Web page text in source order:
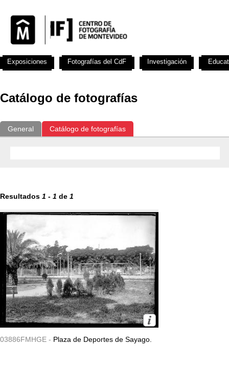
Catálogo de fotografías
General Catálogo de fotografías
Resultados 1 - 1 de 1
03886FMHGE - Plaza de Deportes de Sayago.
Exposiciones Fotografías del CdF Investigación